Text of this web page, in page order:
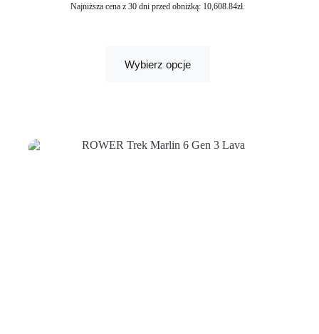
Najniższa cena z 30 dni przed obniżką: 10,608.84zł.
Wybierz opcje